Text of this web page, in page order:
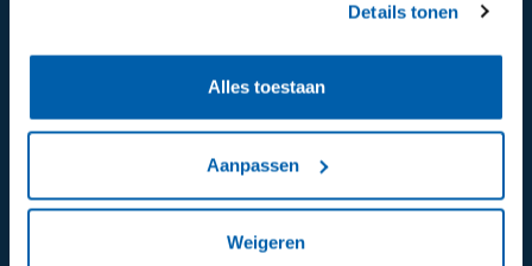
Details tonen
Alles toestaan
Aanpassen
Weigeren
Algemeen